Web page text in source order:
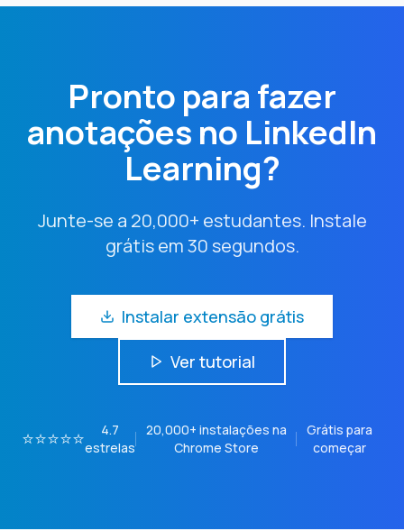
Pronto para fazer
anotações no LinkedIn
Learning?
Junte-se a 20,000+ estudantes. Instale
grátis em 30 segundos.
Instalar extensão grátis
Ver tutorial
⭐⭐⭐⭐⭐
4.7
estrelas
20,000+ instalações na
Chrome Store
Grátis para
começar